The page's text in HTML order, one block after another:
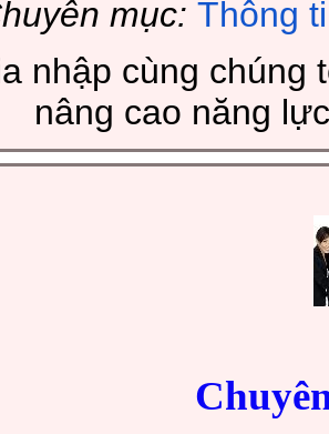
mục: Thông
nhập cùng chúng
nâng cao năng